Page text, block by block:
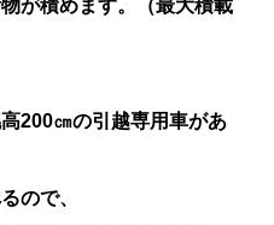
が積めます。（最大積載
200㎝の引越専用車があ
ので、